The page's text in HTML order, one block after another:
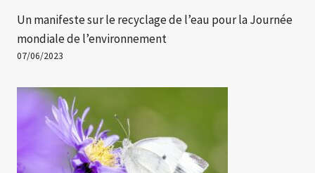
Un manifeste sur le recyclage de l’eau pour la Journée
mondiale de l’environnement
07/06/2023